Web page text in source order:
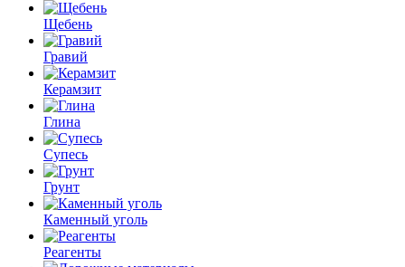
Щебень
Гравий
Керамзит
Глина
Супесь
Грунт
Каменный уголь
Реагенты